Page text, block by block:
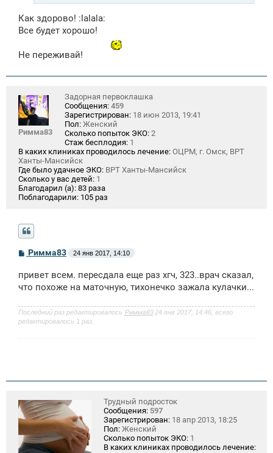
Как здорово! :lalala:
Все будет хорошо!
Не переживай!
Римма83
Задорная первоклашка
Сообщения: 459
Зарегистрирован: 18 июн 2013, 19:41
Пол: Женский
Сколько попыток ЭКО: 2
Стаж бесплодия: 1
В каких клиниках проводилось лечение: ОЦРМ, г. Омск, ВРТ
Ханты-Мансийск
Где было удачное ЭКО: ВРТ Ханты-Мансийск
Сколько у вас детей: 1
Благодарил (а): 83 раза
Поблагодарили: 105 раз
С
б
щ
и
е
Римма83 24 янв 2017, 14:10
привет всем. пересдала еще раз хгч, 323..врач сказал,
что похоже на маточную, тихонечко зажала кулачки...
Последний раз редактировалось Римма8324 янв 2017, 14:46, всего
редактировалось 1 раз.
Трудный подросток
Сообщения: 597
Зарегистрирован: 18 апр 2013, 18:25
Пол: Женский
Сколько попыток ЭКО: 1
В каких клиниках проводилось лечение: